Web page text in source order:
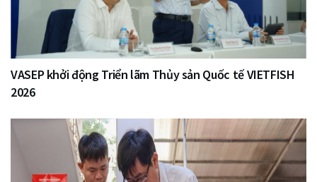
VASEP khởi động Triển lãm Thủy sản Quốc tế VIETFISH
2026